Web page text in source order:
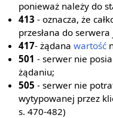
ponieważ należy do
413 - oznacza, że
przesłana do
417- żądanawartość
501 - serwer nie
żądaniu;
505 - serwer nie
wytypowanej przez
s. 470-482)